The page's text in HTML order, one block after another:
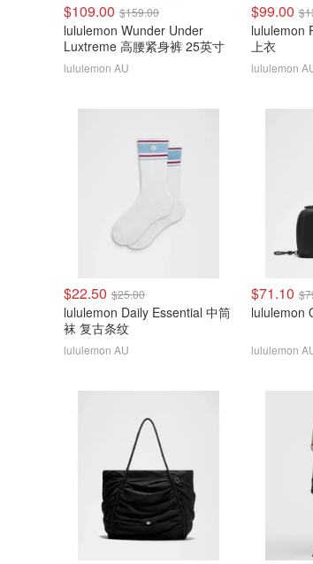
$109.00 $159.00
lululemon Wunder Under
Luxtreme 高腰紧身裤 25英寸
lululemon AU
$99.00
lululemon
上衣
lululemon
$22.50 $25.00
lululemon Daily Essential 中筒
袜 复古条纹
lululemon AU
$71.10
lululemon
lululemon